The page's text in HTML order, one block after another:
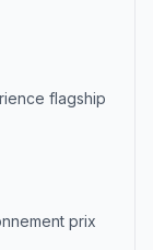
flagship
prix